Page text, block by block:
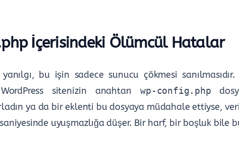
İçerisindeki Ölümcül Hatalar
bu işin sadece sunucu çökmesi
WordPress sitenizin anahtarıwp-config.php
ya da bir eklenti bu dosyaya müdahale ettiyse,
uyuşmazlığa düşer. Bir harf, bir boşluk bile